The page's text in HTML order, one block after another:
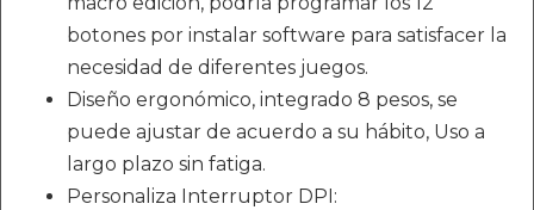
botones por instalar software para satisfacer la
necesidad de diferentes juegos.
Diseño ergonómico, integrado 8 pesos, se
puede ajustar de acuerdo a su hábito, Uso a
largo plazo sin fatiga.
Personaliza Interruptor DPI: